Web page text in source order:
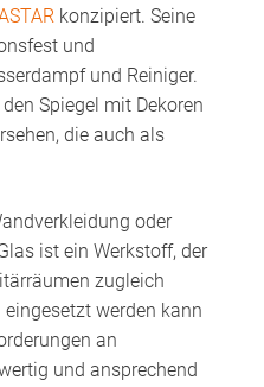
konzipiert. Seine
und
und Reiniger.
Spiegel mit Dekoren
die auch als
oder
ist ein Werkstoff, der
zugleich
werden kann
an
und ansprechend